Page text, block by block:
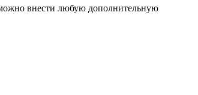
внести любую дополнительную